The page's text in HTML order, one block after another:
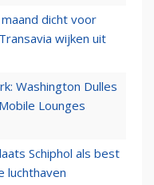
dicht voor
wijken uit
Washington Dulles
Lounges
Schiphol als best
luchthaven